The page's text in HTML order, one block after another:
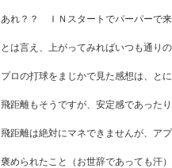
あれ？？ ＩＮスタートでパーパーで来
とは言え、上がってみればいつも通りの
プロの打球をまじかで見た感想は、と
飛距離もそうですが、安定感であった
飛距離は絶対にマネできませんが、ア
褒められたこと（お世辞であっても汗